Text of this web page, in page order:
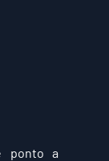
ponto a